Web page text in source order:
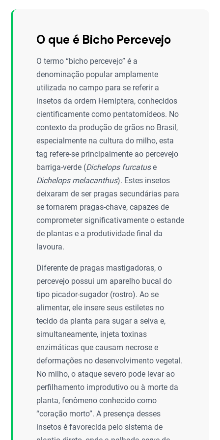
O que é Bicho Percevejo
O termo “bicho percevejo” é a
denominação popular amplamente
utilizada no campo para se referir a
insetos da ordem Hemiptera, conhecidos
cientificamente como pentatomídeos. No
contexto da produção de grãos no Brasil,
especialmente na cultura do milho, esta
tag refere-se principalmente ao percevejo
barriga-verde (Dichelops furcatuse
Dichelops melacanthus). Estes insetos
deixaram de ser pragas secundárias para
se tornarem pragas-chave, capazes de
comprometer significativamente o estande
de plantas e a produtividade final da
lavoura.
Diferente de pragas mastigadoras, o
percevejo possui um aparelho bucal do
tipo picador-sugador (rostro). Ao se
alimentar, ele insere seus estiletes no
tecido da planta para sugar a seiva e,
simultaneamente, injeta toxinas
enzimáticas que causam necrose e
deformações no desenvolvimento vegetal.
No milho, o ataque severo pode levar ao
perfilhamento improdutivo ou à morte da
planta, fenômeno conhecido como
“coração morto”. A presença desses
insetos é favorecida pelo sistema de